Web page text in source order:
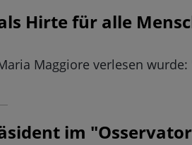
Hirte für alle
Maggiore verlesen
im